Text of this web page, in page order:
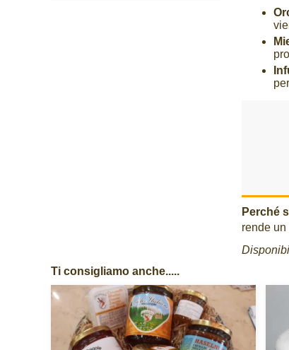
Perché
rende
Ti consigliamo anche.....